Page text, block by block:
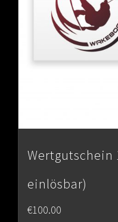
Wertgutschein
einlösbar)
€100.00